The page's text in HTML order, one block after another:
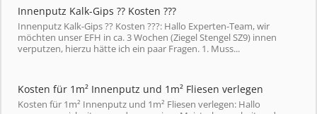
Innenputz Kalk-Gips ?? Kosten ???
Innenputz Kalk-Gips ?? Kosten ???: Hallo Experten-Team, wir
möchten unser EFH in ca. 3 Wochen (Ziegel Stengel SZ9) innen
verputzen, hierzu hätte ich ein paar Fragen. 1. Muss...
Kosten für 1m² Innenputz und 1m² Fliesen verlegen
Kosten für 1m² Innenputz und 1m² Fliesen verlegen: Hallo